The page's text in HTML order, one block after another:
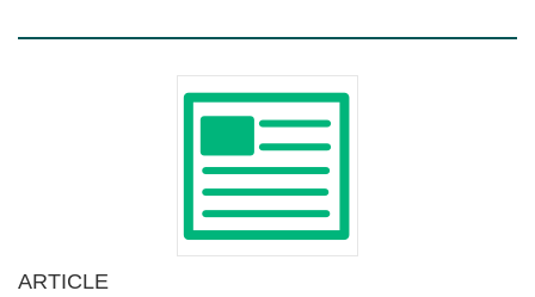
ARTICLE